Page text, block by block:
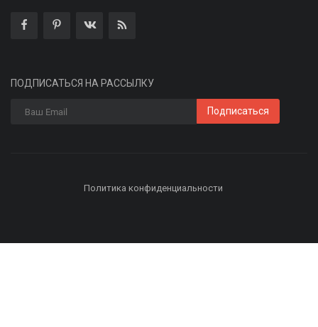
ПОДПИСАТЬСЯ НА РАССЫЛКУ
Подписаться
Политика конфиденциальности